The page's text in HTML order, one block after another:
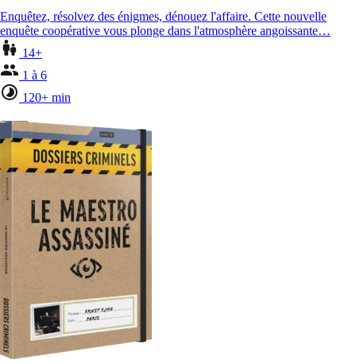
Enquêtez, résolvez des énigmes, dénouez l'affaire. Cette nouvelle
enquête coopérative vous plonge dans l'atmosphère angoissante…
14+
1 à 6
120+ min